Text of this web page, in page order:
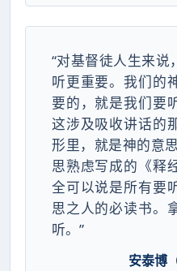
“对基督徒人生来说
听更重要。我们的
要的，就是我们要
这涉及吸收讲话的
形里，就是神的意
思熟虑写成的《释
全可以说是所有要
思之人的必读书。
听。”
安泰博